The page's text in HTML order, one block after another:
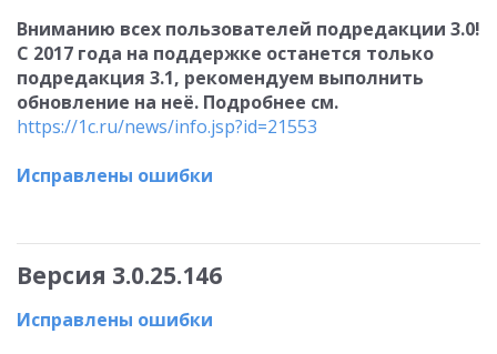
Вниманию всех пользователей подредакции 3.0!
С 2017 года на поддержке останется только
подредакция 3.1, рекомендуем выполнить
обновление на неё. Подробнее см.
https://1c.ru/news/info.jsp?id=21553
Исправлены ошибки
Версия 3.0.25.146
Исправлены ошибки